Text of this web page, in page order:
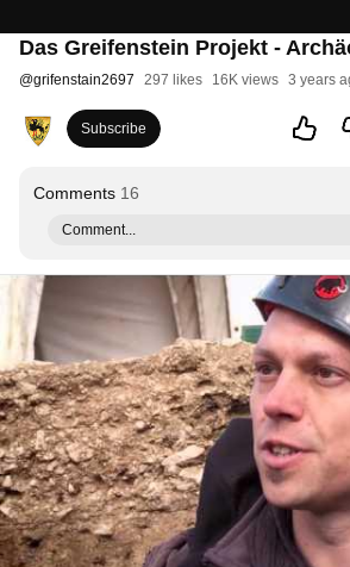
Das Greifenstein Projekt -
@grifenstain2697 297 likes 16K views 3 years
Subscribe
Comments 16
Comment...